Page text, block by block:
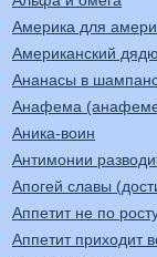
Америка для
Американский
Ананасы в
Анафема (анафеме
Аника-воин
Антимонии
Апогей славы
Аппетит не по
Аппетит приходит